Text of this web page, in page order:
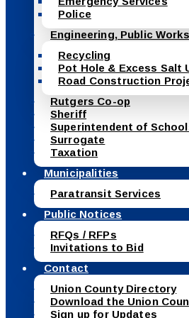
Police
Engineering, Public
Recycling
Pot Hole & Excess Salt
Road Construction
Rutgers Co-op
Sheriff
Superintendent of
Surrogate
Taxation
Municipalities
Paratransit Services
Public Notices
RFQs / RFPs
Invitations to Bid
Contact
Union County Directory
Download the Union
Sign up for Updates